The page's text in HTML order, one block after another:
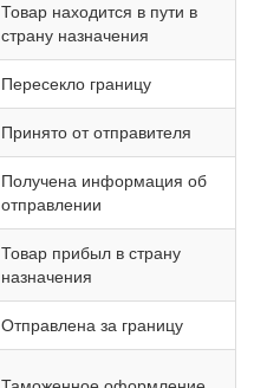
Товар находится в пути в
страну назначения
Пересекло границу
Принято от отправителя
Получена информация об
отправлении
Товар прибыл в страну
назначения
Отправлена за границу